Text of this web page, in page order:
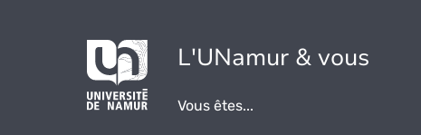
L'UNamur & vous
Vous êtes...